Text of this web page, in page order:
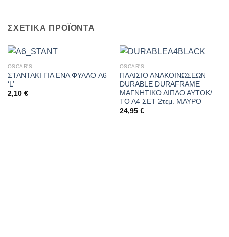
ΣΧΕΤΙΚΆ ΠΡΟΪΌΝΤΑ
OSCAR'S
ΣΤΑΝΤΑΚΙ ΓΙΑ ΕΝΑ ΦΥΛΛΟ A6
‘L’
2,10 €
OSCAR'S
ΠΛΑΙΣΙΟ ΑΝΑΚΟΙΝΩΣΕΩΝ
DURABLE DURAFRAME
ΜΑΓΝΗΤΙΚΟ ΔΙΠΛΟ ΑΥΤΟΚ/
ΤΟ Α4 ΣΕΤ 2τεμ. ΜΑΥΡΟ
24,95 €